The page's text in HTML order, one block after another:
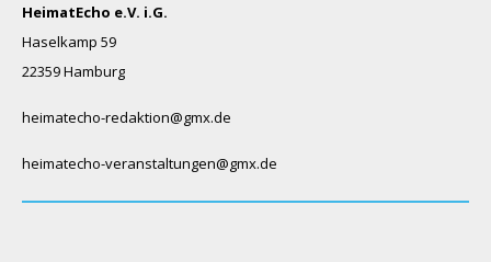
HeimatEcho e.V. i.G.
Haselkamp 59
22359 Hamburg
heimatecho-redaktion@gmx.de
heimatecho-veranstaltungen@gmx.de